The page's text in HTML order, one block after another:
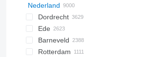
richtmachines voor plaatmetaal
wiel draaibanken
straalmachines
testbanken
Nederland
Dordrecht
Ede
Barneveld
Rotterdam